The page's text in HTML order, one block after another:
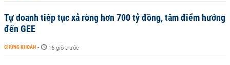
Tự doanh tiếp tục xả ròng hơn 700 tỷ đồng, tâm điểm hướng
đến GEE
CHỨNG KHOÁN - 16 giờ trước